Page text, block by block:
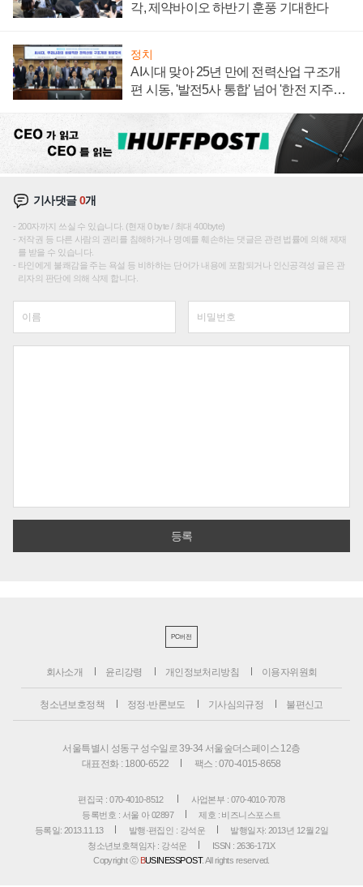
각, 제약바이오 하반기 훈풍 기대한다
정치
AI시대 맞아 25년 만에 전력산업 구조개
편 시동, '발전5사 통합' 넘어 '한전 지주사'
기사댓글0개
200자까지 쓰실 수 있습니다. (현재 0 byte / 최대 400byte)
저작권 등 다른 사람의 권리를 침해하거나 명예를 훼손하는 댓글은 관련 법률에 의해 제재
를 받을 수 있습니다.
타인에게 불쾌감을 주는 욕설 등 비하하는 단어가 내용에 포함되거나 인신공격성 글은 관
리자의 판단에 의해 삭제 합니다.
PC버전
회사소개 윤리강령 개인정보처리방침 이용자위원회
청소년보호정책 정정·반론보도 기사심의규정 불편신고
서울특별시 성동구 성수일로 39-34 서울숲더스페이스 12층
대표전화 : 1800-6522
팩스 : 070-4015-8658
편집국 : 070-4010-8512
사업본부 : 070-4010-7078
등록번호 : 서울 아 02897
제호 : 비즈니스포스트
등록일: 2013.11.13
발행·편집인 : 강석운
발행일자: 2013년 12월 2일
청소년보호책임자 : 강석운
ISSN : 2636-171X
Copyright ⓒ BUSINESSPOST. All rights reserved.